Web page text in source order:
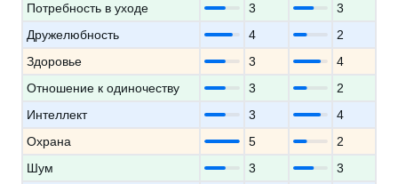
Потребность в уходе
3
3
Дружелюбность
4
2
Здоровье
3
4
Отношение к одиночеству
3
2
Интеллект
3
4
Охрана
5
2
Шум
3
3